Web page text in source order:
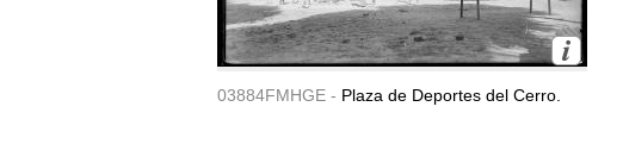
03884FMHGE - Plaza de Deportes del Cerro.